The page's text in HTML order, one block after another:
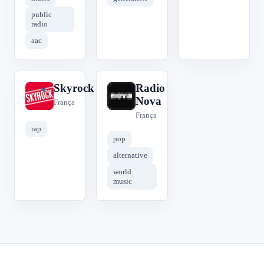
public
radio
aac
S
Skyrock
França
rap
R
Radio
Nova
França
pop
alternative
world
music